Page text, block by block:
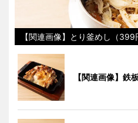
【関連画像】とり釜めし（399
【関連画像】鉄